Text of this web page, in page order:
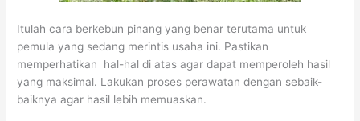
Itulah cara berkebun pinang yang benar terutama untuk
pemula yang sedang merintis usaha ini. Pastikan
memperhatikan hal-hal di atas agar dapat memperoleh hasil
yang maksimal. Lakukan proses perawatan dengan sebaik-
baiknya agar hasil lebih memuaskan.